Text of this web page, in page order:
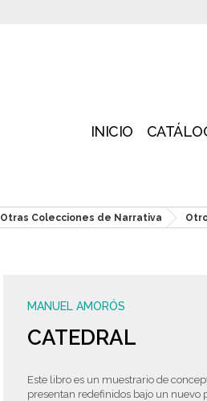
INICIO
Otras Colecciones de Narrativa
MANUEL AMORÓS
CATEDRAL
Este libro es un muestrario de
presentan redefinidos bajo un